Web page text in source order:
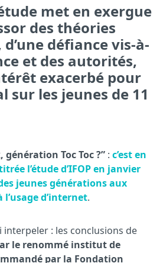
met en exergue
des théories
défiance vis-à-
et des autorités,
exacerbé pour
sur les jeunes de 11
Toc Toc ?” : c’est en
l’étude d’IFOP en janvier
jeunes générations aux
d’internet.
interpeler : les conclusions de
le renommé institut de
par la Fondation